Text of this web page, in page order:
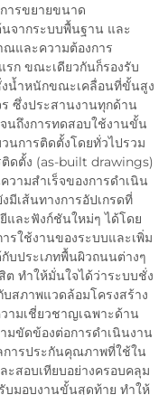
ารขยายขนาด
จากระบบพื้นฐาน และ
ณและความต้องการ
รก ขณะเดียวกันก็รองรับ
งน้ำหนักขณะเคลื่อนที่ขั้นสูง
ร ซึ่งประสานงานทุกด้าน
นถึงการทดสอบใช้งานขั้น
นการติดตั้งโดยทั่วไปรวม
ติดตั้ง (as-built drawings)
วามสำเร็จของการดำเนิน
มีเส้นทางการอัปเกรดที่
และฟังก์ชันใหม่ๆ ได้โดย
รใช้งานของระบบและเพิ่ม
บประเภทพื้นผิวถนนต่างๆ
ทำให้มั่นใจได้ว่าระบบชั่ง
สภาพแวดล้อมโครงสร้าง
ามเชี่ยวชาญเฉพาะด้าน
มขัดข้องต่อการดำเนินงาน
ารประกันคุณภาพที่ใช้ใน
สอบเทียบอย่างครอบคลุม
บมอบงานขั้นสุดท้าย ทำให้